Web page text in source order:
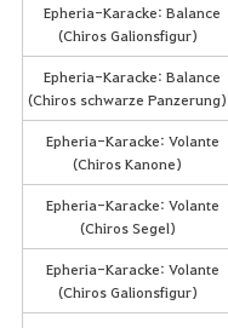
Epheria-Karacke: Balance
(Chiros Galionsfigur)
Epheria-Karacke: Balance
(Chiros schwarze Panzerung)
Epheria-Karacke: Volante
(Chiros Kanone)
Epheria-Karacke: Volante
(Chiros Segel)
Epheria-Karacke: Volante
(Chiros Galionsfigur)